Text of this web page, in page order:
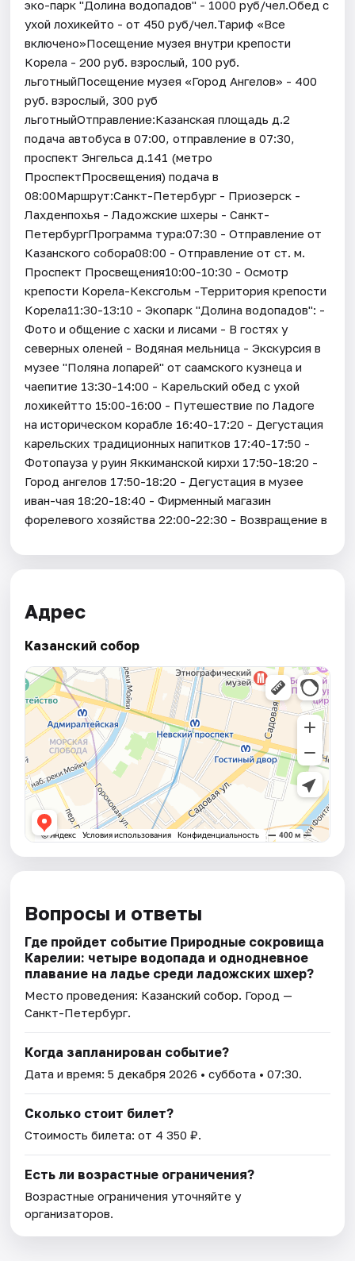
эко-парк "Долина водопадов" - 1000 руб/чел.Обед с
ухой лохикейто - от 450 руб/чел.Тариф «Все
включено»Посещение музея внутри крепости
Корела - 200 руб. взрослый, 100 руб.
льготныйПосещение музея «Город Ангелов» - 400
руб. взрослый, 300 руб
льготныйОтправление:Казанская площадь д.2
подача автобуса в 07:00, отправление в 07:30,
проспект Энгельса д.141 (метро
ПроспектПросвещения) подача в
08:00Маршрут:Санкт-Петербург - Приозерск -
Лахденпохья - Ладожские шхеры - Санкт-
ПетербургПрограмма тура:07:30 - Отправление от
Казанского собора08:00 - Отправление от ст. м.
Проспект Просвещения10:00-10:30 - Осмотр
крепости Корела-Кексгольм -Территория крепости
Корела11:30-13:10 - Экопарк "Долина водопадов": -
Фото и общение с хаски и лисами - В гостях у
северных оленей - Водяная мельница - Экскурсия в
музее "Поляна лопарей" от саамского кузнеца и
чаепитие 13:30-14:00 - Карельский обед с ухой
лохикейтто 15:00-16:00 - Путешествие по Ладоге
на историческом корабле 16:40-17:20 - Дегустация
карельских традиционных напитков 17:40-17:50 -
Фотопауза у руин Яккиманской кирхи 17:50-18:20 -
Город ангелов 17:50-18:20 - Дегустация в музее
иван-чая 18:20-18:40 - Фирменный магазин
форелевого хозяйства 22:00-22:30 - Возвращение в
Адрес
Казанский собор
Вопросы и ответы
Где пройдет событие Природные сокровища
Карелии: четыре водопада и однодневное
плавание на ладье среди ладожских шхер?
Место проведения: Казанский собор. Город —
Санкт-Петербург.
Когда запланирован событие?
Дата и время:5 декабря 2026 • суббота • 07:30.
Сколько стоит билет?
Стоимость билета: от 4 350 ₽.
Есть ли возрастные ограничения?
Возрастные ограничения уточняйте у
организаторов.